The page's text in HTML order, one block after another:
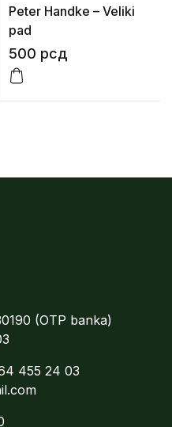
Peter Handke – Veliki
pad
500 рсд
(OTP banka)
455 24 03